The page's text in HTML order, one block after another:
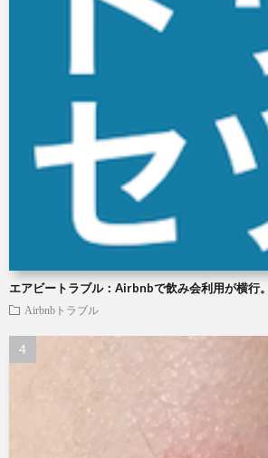
エアビートラブル：Airbnbで飲み会利用が横行
Airbnbトラブル